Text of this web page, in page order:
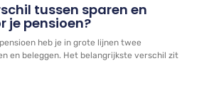
tussen sparen en
je pensioen?
heb je in grote lijnen twee
en beleggen. Het belangrijkste verschil zit